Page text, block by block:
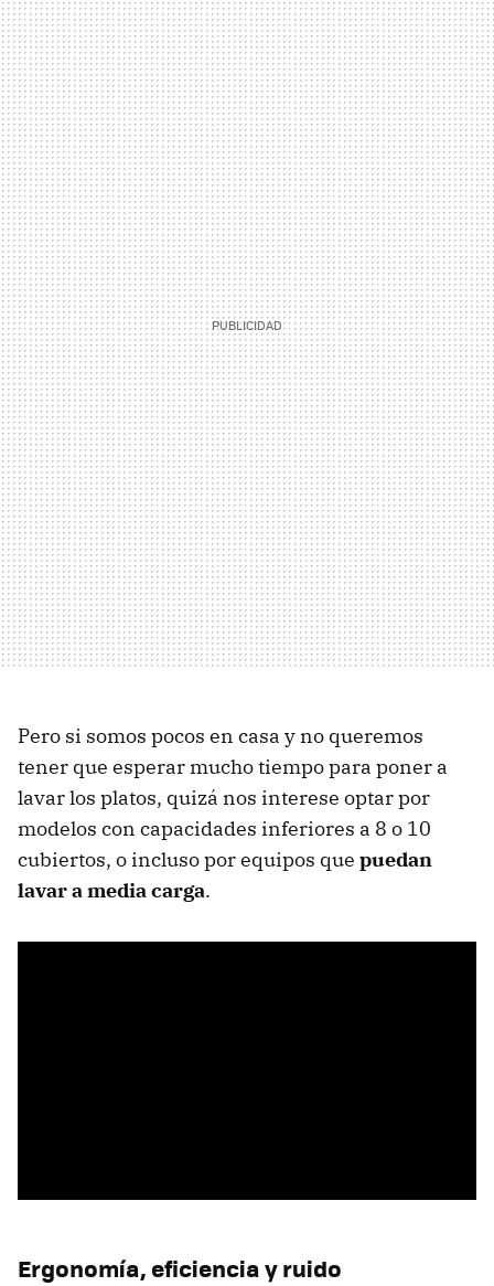
Pero si somos pocos en casa y no queremos
tener que esperar mucho tiempo para poner a
lavar los platos, quizá nos interese optar por
modelos con capacidades inferiores a 8 o 10
cubiertos, o incluso por equipos que puedan
lavar a media carga.
Ergonomía, eficiencia y ruido